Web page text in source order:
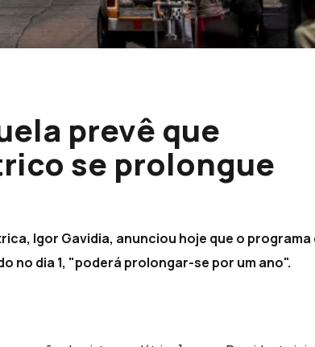
prevê que
se prolongue
Igor Gavidia, anunciou hoje que o programa
no dia 1, "poderá prolongar-se por um ano".